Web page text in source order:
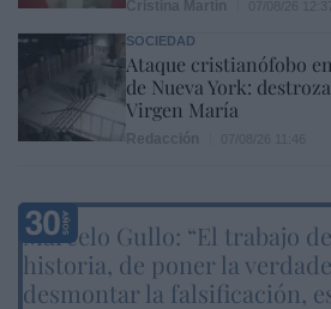
SOCIEDAD
Ataque cristianófobo
de Nueva York:
Virgen María
Marcelo Gullo: “El trabajo
historia, de poner la
desmontar la falsificación,